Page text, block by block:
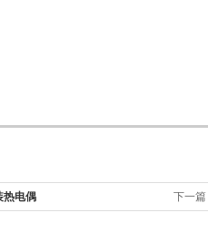
热电偶 下一篇